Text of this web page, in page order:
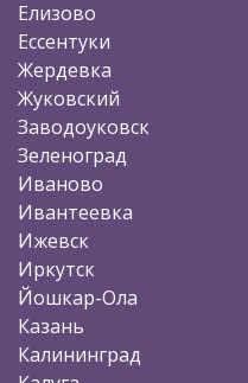
Елизово
Ессентуки
Жердевка
Жуковский
Заводоуковск
Зеленоград
Иваново
Ивантеевка
Ижевск
Иркутск
Йошкар-Ола
Казань
Калининград